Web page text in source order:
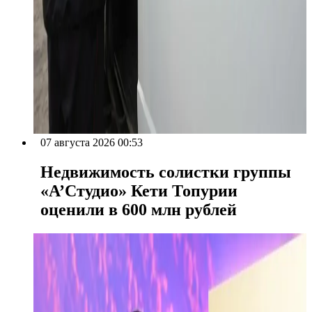
07 августа 2026 00:53
Недвижимость солистки группы
«А’Студио» Кети Топурии
оценили в 600 млн рублей